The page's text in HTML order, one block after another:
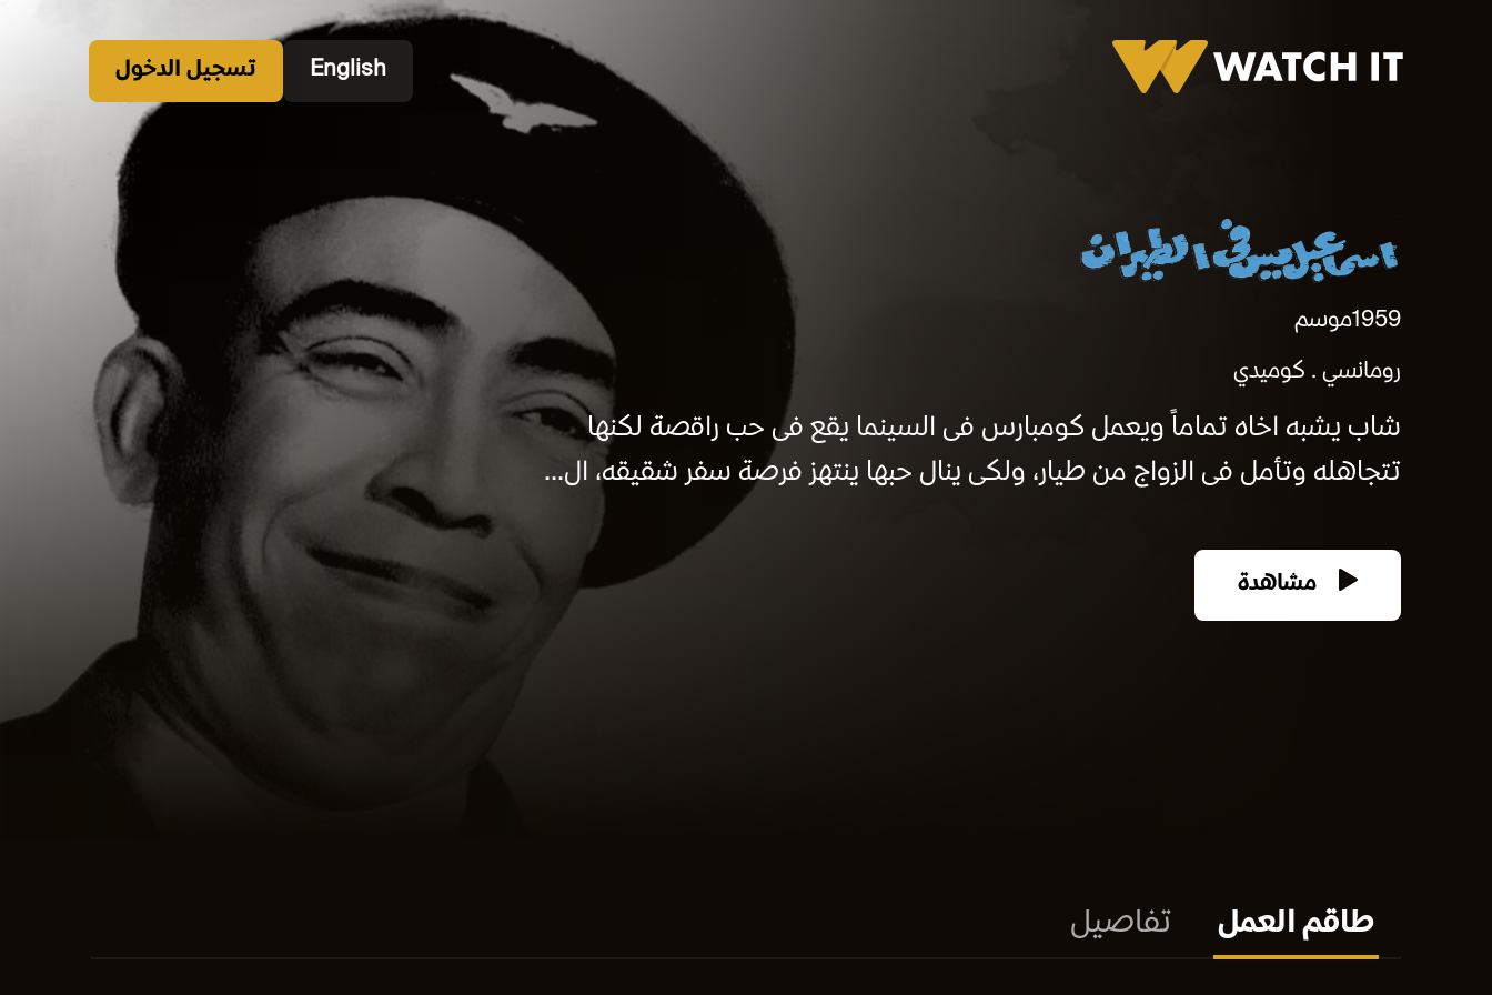
English تسجيل الدخول
1959موسم
رومانسي
كوميدي
شاب يشبه اخاه تماماً ويعمل كومبارس فى السينما يقع فى حب راقصة لكنها
تتجاهله وتأمل فى الزواج من طيار، ولكى ينال حبها ينتهز فرصة سفر شقيقه، ال...
مشاهدة
طاقم العمل تفاصيل